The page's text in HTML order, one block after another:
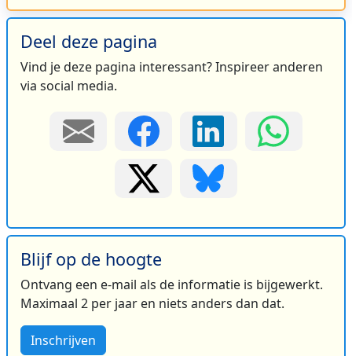
Deel deze pagina
Vind je deze pagina interessant? Inspireer anderen
via social media.
Blijf op de hoogte
Ontvang een e-mail als de informatie is bijgewerkt.
Maximaal 2 per jaar en niets anders dan dat.
Inschrijven